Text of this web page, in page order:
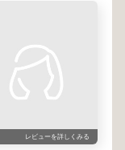
レビューを詳しくみる